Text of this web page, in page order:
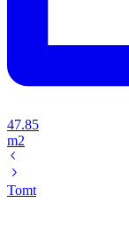
47.85
m2
Tomt